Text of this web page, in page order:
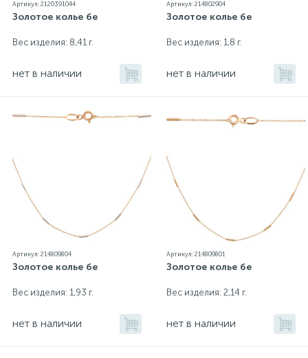
Артикул: 2120391044
Золотое колье бе
Вес изделия: 8,41 г.
нет в наличии
Артикул: 214802904
Золотое колье бе
Вес изделия: 1,8 г.
нет в наличии
Артикул: 214809804
Золотое колье бе
Вес изделия: 1,93 г.
нет в наличии
Артикул: 214809801
Золотое колье бе
Вес изделия: 2,14 г.
нет в наличии